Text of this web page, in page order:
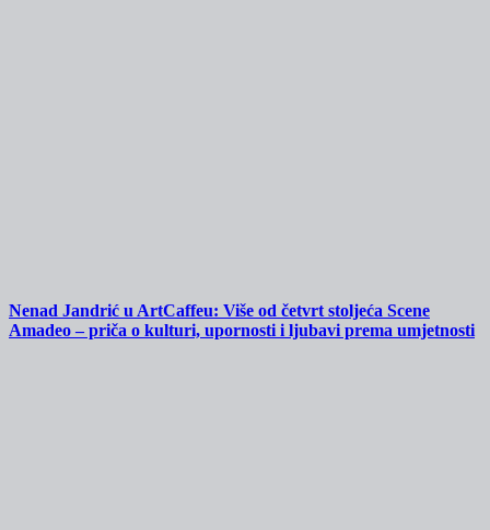
Nenad Jandrić u ArtCaffeu: Više od četvrt stoljeća Scene
Amadeo – priča o kulturi, upornosti i ljubavi prema umjetnosti